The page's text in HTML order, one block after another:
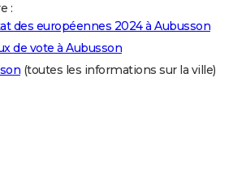
:
des européennes 2024 à Aubusson
de vote à Aubusson
(toutes les informations sur la ville)